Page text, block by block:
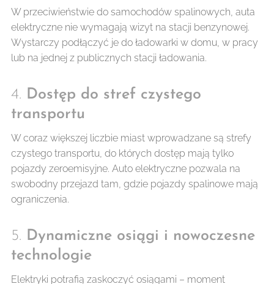
W przeciwieństwie do samochodów spalinowych, auta
elektryczne nie wymagają wizyt na stacji benzynowej.
Wystarczy podłączyć je do ładowarki w domu, w pracy
lub na jednej z publicznych stacji ładowania.
4. Dostęp do stref czystego
transportu
W coraz większej liczbie miast wprowadzane są strefy
czystego transportu, do których dostęp mają tylko
pojazdy zeroemisyjne. Auto elektryczne pozwala na
swobodny przejazd tam, gdzie pojazdy spalinowe mają
ograniczenia.
5. Dynamiczne osiągi i nowoczesne
technologie
Elektryki potrafią zaskoczyć osiągami – moment